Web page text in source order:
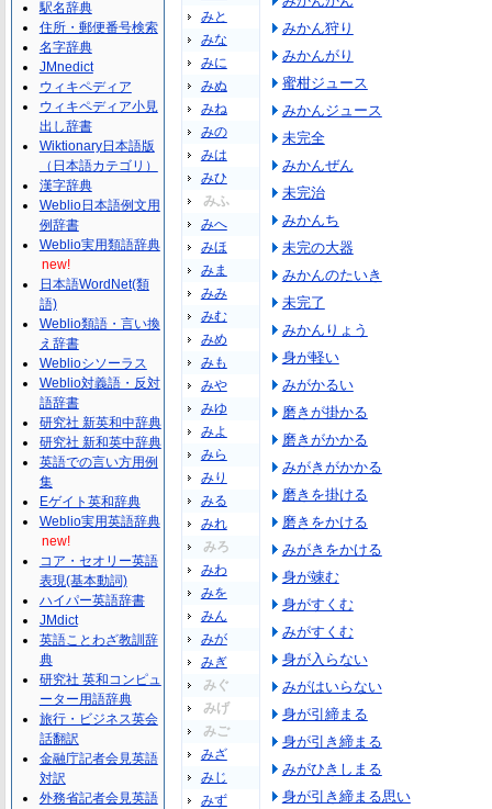
みと
みな
みに
みぬ
みね
みの
みは
みひ
みふ
みへ
みほ
みま
みみ
みむ
みめ
みも
みや
みゆ
みよ
みら
みり
みる
みれ
みろ
みわ
みを
みん
みが
みぎ
みぐ
みげ
みご
みざ
みじ
みず
みかん狩り
みかんがり
蜜柑ジュース
みかんジュース
未完全
みかんぜん
未完治
みかんち
未完の大器
みかんのたいき
未完了
みかんりょう
身が軽い
みがかるい
磨きが掛かる
磨きがかかる
みがきがかかる
磨きを掛ける
磨きをかける
みがきをかける
身が竦む
身がすくむ
みがすくむ
身が入らない
みがはいらない
身が引締まる
身が引き締まる
みがひきしまる
身が引き締まる思い
駅名辞典
住所・郵便番号検索
名字辞典
JMnedict
ウィキペディア
ウィキペディア小見
出し辞書
Wiktionary日本語版
（日本語カテゴリ）
漢字辞典
Weblio日本語例文用
例辞書
Weblio実用類語辞典
new!
日本語WordNet(類
語)
Weblio類語・言い換
え辞書
Weblioシソーラス
Weblio対義語・反対
語辞書
研究社 新英和中辞典
研究社 新和英中辞典
英語での言い方用例
集
Eゲイト英和辞典
Weblio実用英語辞典
new!
コア・セオリー英語
表現(基本動詞)
ハイパー英語辞書
JMdict
英語ことわざ教訓辞
典
研究社 英和コンピュ
ーター用語辞典
旅行・ビジネス英会
話翻訳
金融庁記者会見英語
対訳
外務省記者会見英語